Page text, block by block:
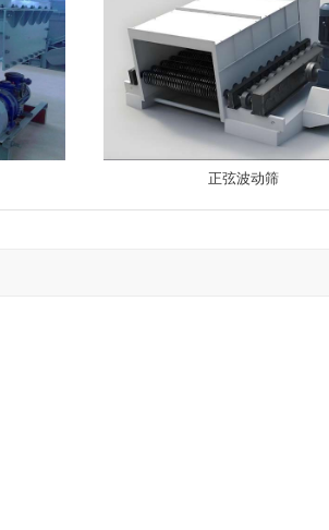
正弦波动筛